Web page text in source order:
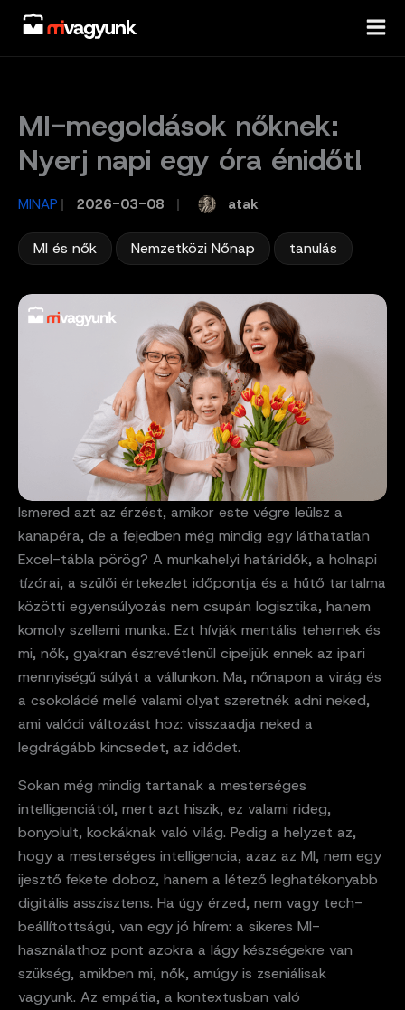
Skip
content
MI-megoldások nőknek:
Nyerj napi egy óra énidőt!
MINAP / 2026-03-08 atak
MI és nők Nemzetközi Nőnap tanulás
Ismered azt az érzést, amikor este végre leülsz a
kanapéra, de a fejedben még mindig egy láthatatlan
Excel-tábla pörög? A munkahelyi határidők, a holnapi
tízórai, a szülői értekezlet időpontja és a hűtő tartalma
közötti egyensúlyozás nem csupán logisztika, hanem
komoly szellemi munka. Ezt hívják mentális tehernek és
mi, nők, gyakran észrevétlenül cipeljük ennek az ipari
mennyiségű súlyát a vállunkon. Ma, nőnapon a virág és
a csokoládé mellé valami olyat szeretnék adni neked,
ami valódi változást hoz: visszaadja neked a
legdrágább kincsedet, az idődet.
Sokan még mindig tartanak a mesterséges
intelligenciától, mert azt hiszik, ez valami rideg,
bonyolult, kockáknak való világ. Pedig a helyzet az,
hogy a mesterséges intelligencia, azaz az MI, nem egy
ijesztő fekete doboz, hanem a létező leghatékonyabb
digitális asszisztens. Ha úgy érzed, nem vagy tech-
beállítottságú, van egy jó hírem: a sikeres MI-
használathoz pont azokra a lágy készségekre van
szükség, amikben mi, nők, amúgy is zseniálisak
vagyunk. Az empátia, a kontextusban való